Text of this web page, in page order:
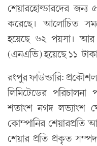
শেয়ারহোল্ডারদের
করেছে। আলোচিত
হয়েছে ৬২ পয়সা। আর
(এনএভি) হয়েছে ১১
রংপুর ফাউন্ডারি:
লিমিটেডের পরিচালনা
শতাংশ নগদ লভ্যাংশ
কোম্পানির
শেয়ার প্রতি প্রকৃত